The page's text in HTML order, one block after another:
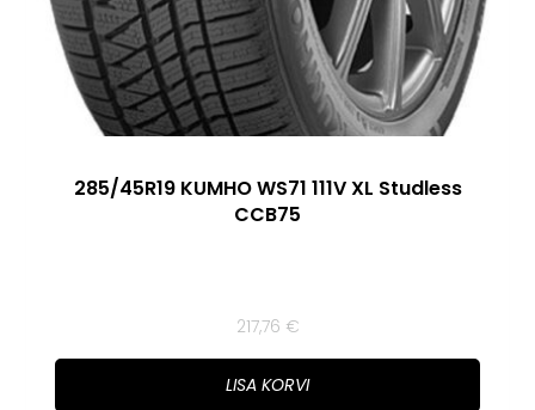
285/45R19 KUMHO WS71 111V XL Studless
CCB75
217,76 €
LISA KORVI